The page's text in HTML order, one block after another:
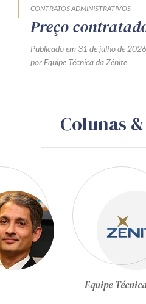
CONTRATOS ADMINISTRATIVOS
Preço
Publicado em 31 de julho de 2026
por Equipe Técnica da Zênite
Colunas
Equipe